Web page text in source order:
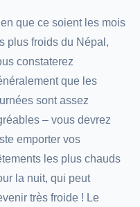
que ce soient les mois
plus froids du Népal,
constaterez
que les
sont assez
– vous devrez
emporter vos
les plus chauds
la nuit, qui peut
très froide ! Le